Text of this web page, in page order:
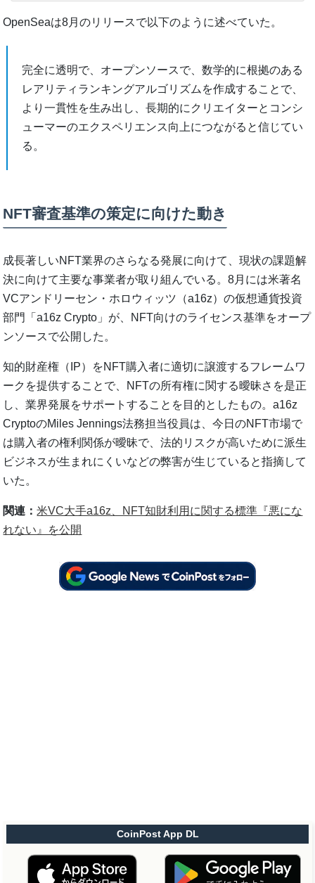
OpenSeaは8月のリリースで以下のように述べていた。
完全に透明で、オープンソースで、数学的に根拠のある
レアリティランキングアルゴリズムを作成することで、
より一貫性を生み出し、長期的にクリエイターとコンシ
ューマーのエクスペリエンス向上につながると信じてい
る。
NFT審査基準の策定に向けた動き
成長著しいNFT業界のさらなる発展に向けて、現状の課題解
決に向けて主要な事業者が取り組んでいる。8月には米著名
VCアンドリーセン・ホロウィッツ（a16z）の仮想通貨投資
部門「a16z Crypto」が、NFT向けのライセンス基準をオープ
ンソースで公開した。
知的財産権（IP）をNFT購入者に適切に譲渡するフレームワ
ークを提供することで、NFTの所有権に関する曖昧さを是正
し、業界発展をサポートすることを目的としたもの。a16z
CryptoのMiles Jennings法務担当役員は、今日のNFT市場で
は購入者の権利関係が曖昧で、法的リスクが高いために派生
ビジネスが生まれにくいなどの弊害が生じていると指摘して
いた。
関連：米VC大手a16z、NFT知財利用に関する標準『悪にな
れない』を公開
CoinPost App DL